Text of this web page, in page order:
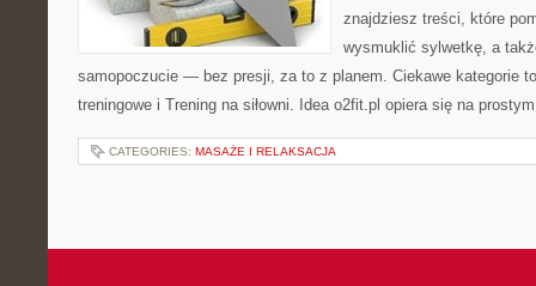
znajdziesz treści, które
wysmuklić sylwetkę, a
samopoczucie — bez presji, za to z planem. Ciekawe kategorie
treningowe i Trening na siłowni. Idea o2fit.pl opiera się na
CATEGORIES: MASAŻE I RELAKSACJA